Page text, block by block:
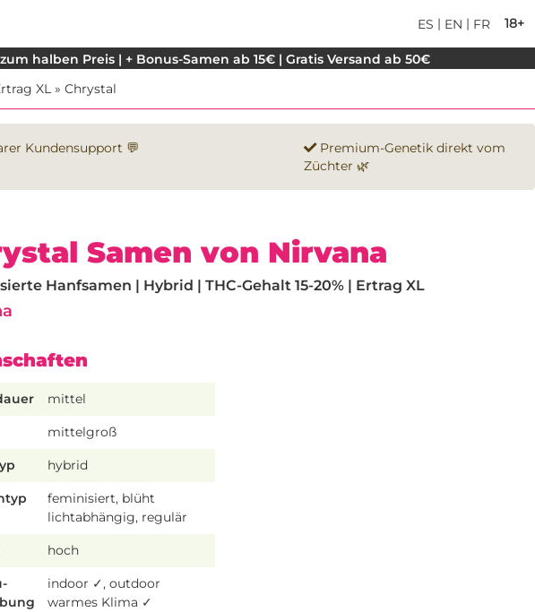
18+
ES | EN | FR
halben Preis | + Bonus-Samen ab 15€ | Gratis Versand ab 50€
XL » Chrystal
Kundensupport 💬
Premium-Genetik direkt vom
Züchter 🌿
Samen von Nirvana
Hanfsamen | Hybrid | THC-Gehalt 15-20% | Ertrag XL
mittel
mittelgroß
hybrid
feminisiert, blüht
lichtabhängig, regulär
hoch
indoor ✓, outdoor
warmes Klima ✓